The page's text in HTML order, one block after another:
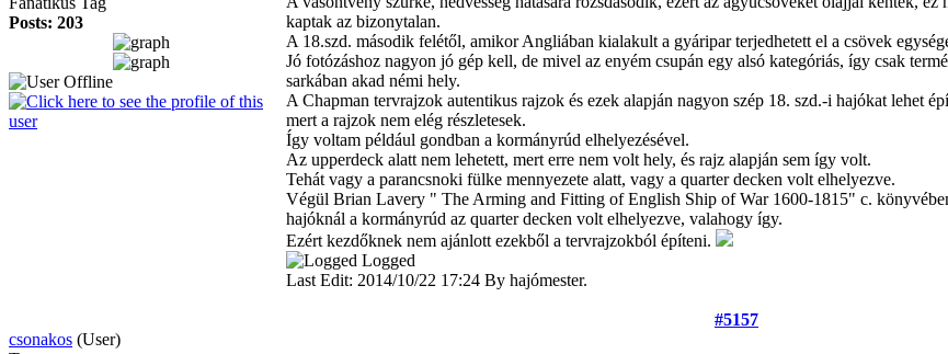
Posts: 203
kaptak az bizonytalan.
A 18.szd. második felétől, amikor Angliában kialakult a gyáripar terjedhetett el a csövek
Jó fotózáshoz nagyon jó gép kell, de mivel az enyém csupán egy alsó kategóriás, így csak
sarkában akad némi hely.
A Chapman tervrajzok autentikus rajzok és ezek alapján nagyon szép 18. szd.-i hajókat lehet
mert a rajzok nem elég részletesek.
Így voltam például gondban a kormányrúd elhelyezésével.
Az upperdeck alatt nem lehetett, mert erre nem volt hely, és rajz alapján sem így volt.
Tehát vagy a parancsnoki fülke mennyezete alatt, vagy a quarter decken volt elhelyezve.
Végül Brian Lavery " The Arming and Fitting of English Ship of War 1600-1815" c.
hajóknál a kormányrúd az quarter decken volt elhelyezve, valahogy így.
Ezért kezdőknek nem ajánlott ezekből a tervrajzokból építeni.
Logged
Last Edit: 2014/10/22 17:24 By hajómester.
#5157
csonakos (User)